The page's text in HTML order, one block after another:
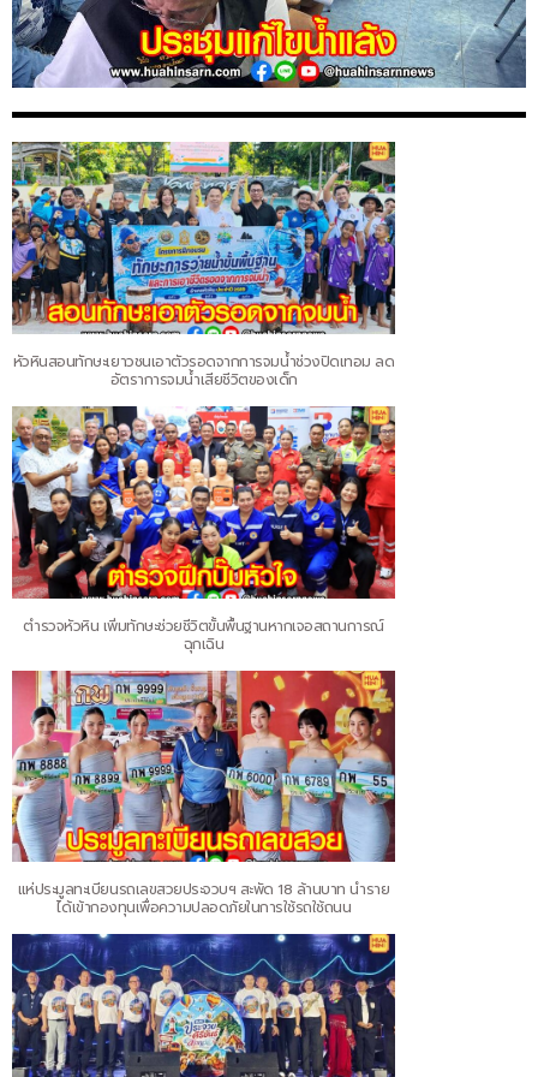
หัวหินสอนทักษะเยาวชนเอาตัวรอดจากการจมน้ำช่วงปิดเทอม ลด
อัตราการจมน้ำเสียชีวิตของเด็ก
ตำรวจหัวหิน เพิ่มทักษะช่วยชีวิตขั้นพื้นฐานหากเจอสถานการณ์
ฉุกเฉิน
แห่ประมูลทะเบียนรถเลขสวยประจวบฯ สะพัด 18 ล้านบาท นำราย
ได้เข้ากองทุนเพื่อความปลอดภัยในการใช้รถใช้ถนน